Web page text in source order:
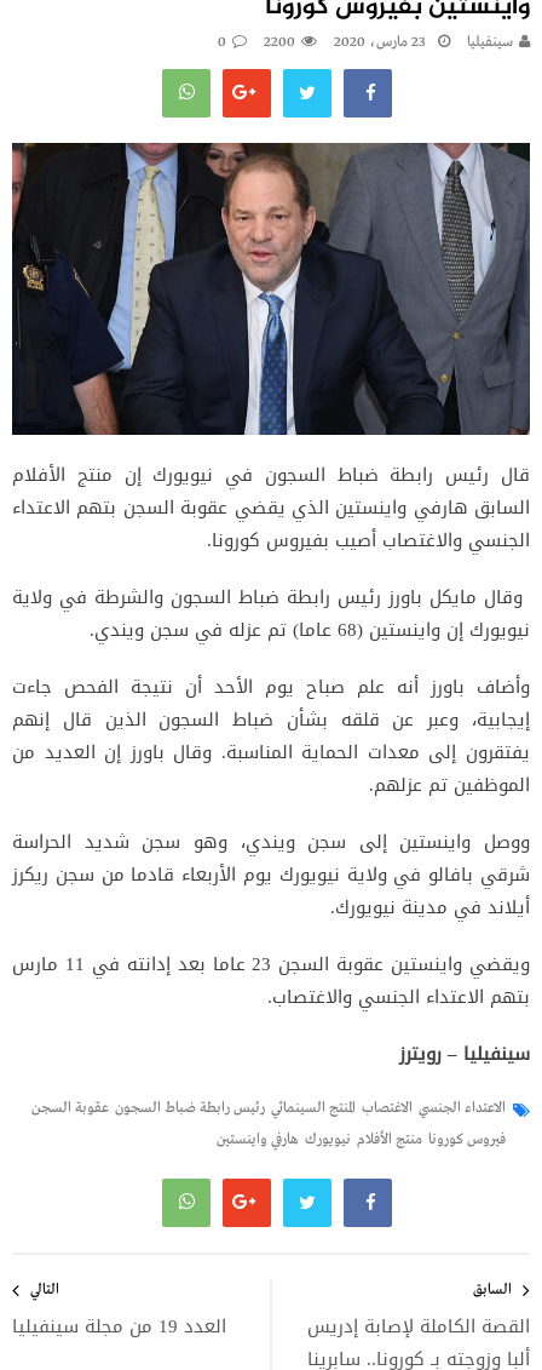
سينفيليا 23 مارس، 2020 2200
0
قال رئيس رابطة ضباط السجون في نيويورك إن منتج الأفلام
السابق هارفي واينستين الذي يقضي عقوبة السجن بتهم الاعتداء
الجنسي والاغتصاب أصيب بفيروس كورونا.
‭‭‭ ‬‬‬وقال مايكل باورز رئيس رابطة ضباط السجون والشرطة في ولاية
نيويورك إن واينستين (68 عاما) تم عزله في سجن ويندي.
وأضاف باورز أنه علم صباح يوم الأحد أن نتيجة الفحص جاءت
إيجابية، وعبر عن قلقه بشأن ضباط السجون الذين قال إنهم
يفتقرون إلى معدات الحماية المناسبة. وقال باورز إن العديد من
الموظفين تم عزلهم.
ووصل واينستين إلى سجن ويندي، وهو سجن شديد الحراسة
شرقي بافالو في ولاية نيويورك يوم الأربعاء قادما من سجن ريكرز
أيلاند في مدينة نيويورك.
ويقضي واينستين عقوبة السجن 23 عاما بعد إدانته في 11 مارس
بتهم الاعتداء الجنسي والاغتصاب.
سينفيليا – رويترز
الاعتداء الجنسي الاغتصاب المنتج السينمائي رئيس رابطة ضباط السجون عقوبة السجن
فيروس كورونا منتج الأفلام نيويورك هارفي واينستين
المقالات
السابق
القصة الكاملة لإصابة إدريس
ألبا وزوجته بـ كورونا.. سابرينا
التالي
العدد 19 من مجلة سينفيليا